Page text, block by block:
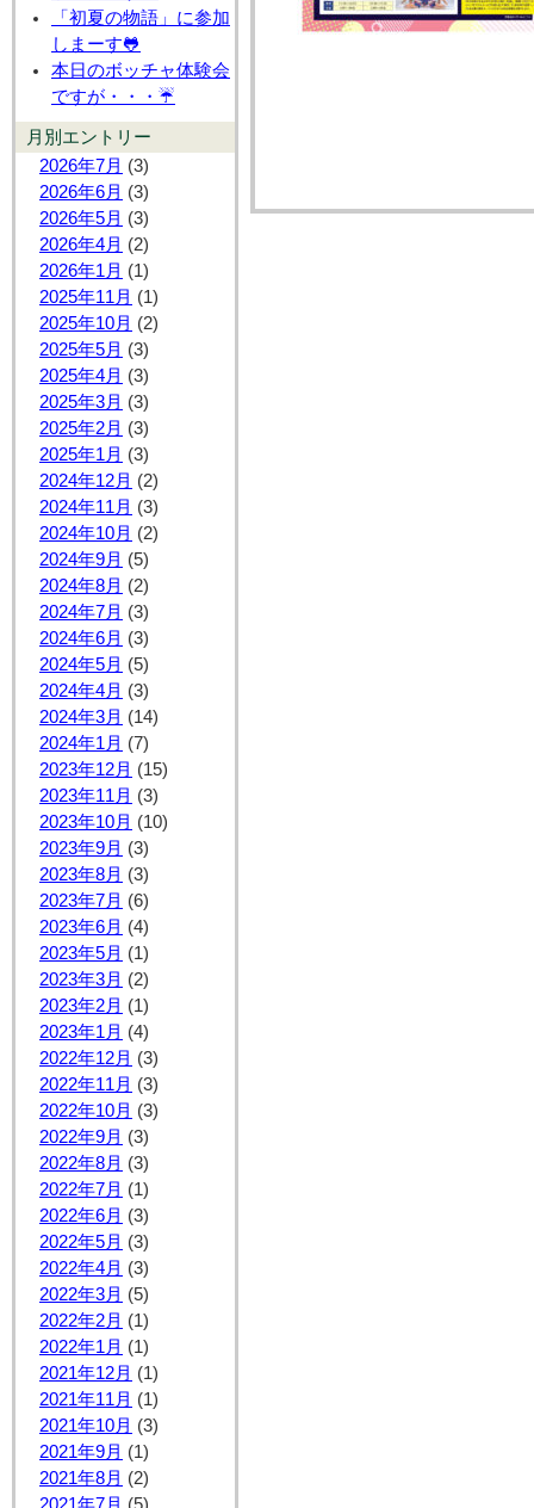
「初夏の物語」に参加
しまーす🐸
本日のボッチャ体験会
ですが・・・☔
月別エントリー
2026年7月 (3)
2026年6月 (3)
2026年5月 (3)
2026年4月 (2)
2026年1月 (1)
2025年11月 (1)
2025年10月 (2)
2025年5月 (3)
2025年4月 (3)
2025年3月 (3)
2025年2月 (3)
2025年1月 (3)
2024年12月 (2)
2024年11月 (3)
2024年10月 (2)
2024年9月 (5)
2024年8月 (2)
2024年7月 (3)
2024年6月 (3)
2024年5月 (5)
2024年4月 (3)
2024年3月 (14)
2024年1月 (7)
2023年12月 (15)
2023年11月 (3)
2023年10月 (10)
2023年9月 (3)
2023年8月 (3)
2023年7月 (6)
2023年6月 (4)
2023年5月 (1)
2023年3月 (2)
2023年2月 (1)
2023年1月 (4)
2022年12月 (3)
2022年11月 (3)
2022年10月 (3)
2022年9月 (3)
2022年8月 (3)
2022年7月 (1)
2022年6月 (3)
2022年5月 (3)
2022年4月 (3)
2022年3月 (5)
2022年2月 (1)
2022年1月 (1)
2021年12月 (1)
2021年11月 (1)
2021年10月 (3)
2021年9月 (1)
2021年8月 (2)